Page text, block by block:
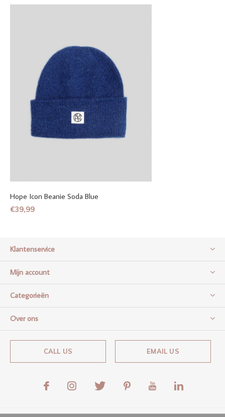
Hope Icon Beanie Soda Blue
€39,99
Klantenservice
Mijn account
Categorieën
Over ons
CALL US EMAIL US